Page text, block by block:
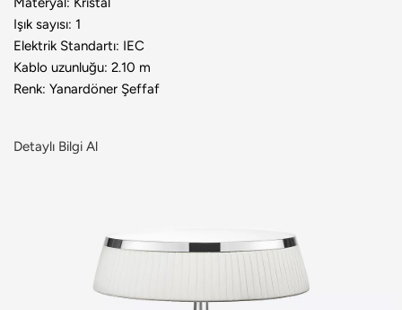
Işık sayısı: 1
Elektrik Standartı: IEC
Kablo uzunluğu: 2.10 m
Renk: Yanardöner Şeffaf
Detaylı Bilgi Al